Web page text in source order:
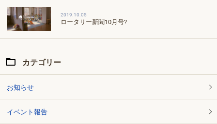
2019.10.05
ロータリー新聞10月号?
カテゴリー
お知らせ
イベント報告